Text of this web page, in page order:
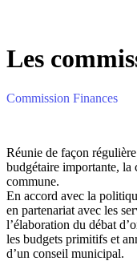
Les
Commission Finances
Réunie de façon
budgétaire importante, la
commune.
En accord avec la
en partenariat avec les
l’élaboration du débat
les budgets primitifs et
d’un conseil municipal.